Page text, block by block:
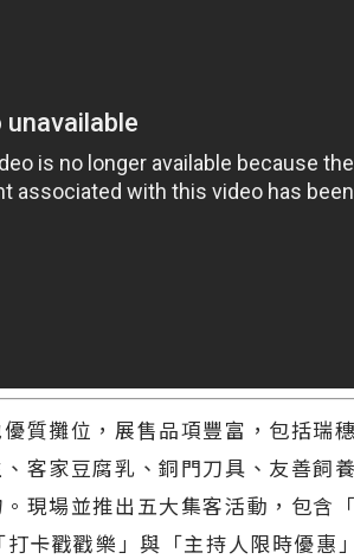
質攤位，展售品項豐富，包括瑞
客家豆腐乳、銅門刀具、友善飼
現場並推出五大集客活動，包含
打卡戳戳樂」與「主持人限時優惠